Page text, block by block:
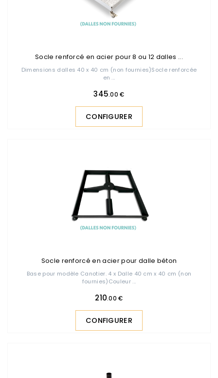
Socle renforcé en acier pour 8 ou 12 dalles ...
Dimensions dalles 40 x 40 cm (non fournies)Socle renforcée
en ...
345.00 €
CONFIGURER
Socle renforcé en acier pour dalle béton
Base pour modèle Canotier. 4 x Dalle 40 cm x 40 cm (non
fournies)Couleur ...
210.00 €
CONFIGURER